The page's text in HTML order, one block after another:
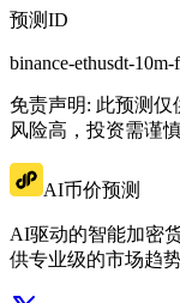
预测ID
binance-ethusdt-
免责声明: 此预测
风险高，投资需谨
AI币价预测
AI驱动的智能加密
供专业级的市场趋